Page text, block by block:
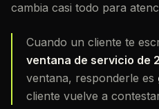
cambia casi todo para
Cuando un cliente te
ventana de servicio de
ventana, responderle es
cliente vuelve a